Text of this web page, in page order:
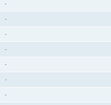
-
-
-
-
-
-
-